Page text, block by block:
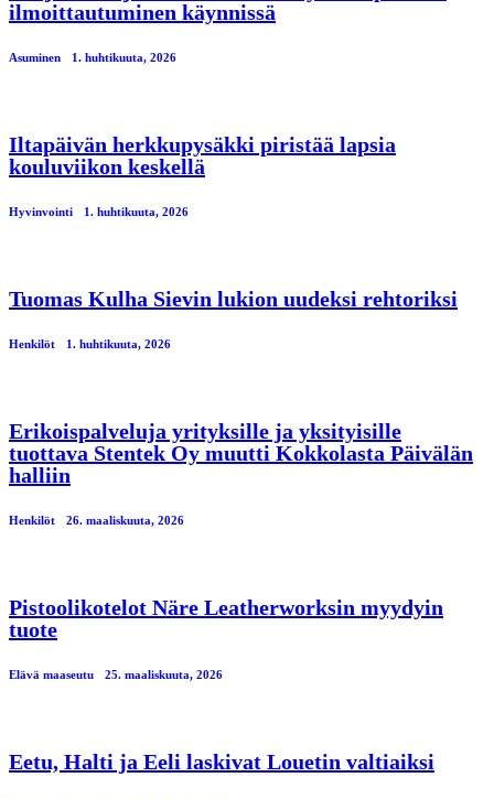
ilmoittautuminen käynnissä
Asuminen 1. huhtikuuta, 2026
Iltapäivän herkkupysäkki piristää lapsia
kouluviikon keskellä
Hyvinvointi 1. huhtikuuta, 2026
Tuomas Kulha Sievin lukion uudeksi rehtoriksi
Henkilöt 1. huhtikuuta, 2026
Erikoispalveluja yrityksille ja yksityisille
tuottava Stentek Oy muutti Kokkolasta Päivälän
halliin
Henkilöt 26. maaliskuuta, 2026
Pistoolikotelot Näre Leatherworksin myydyin
tuote
Elävä maaseutu 25. maaliskuuta, 2026
Eetu, Halti ja Eeli laskivat Louetin valtiaiksi